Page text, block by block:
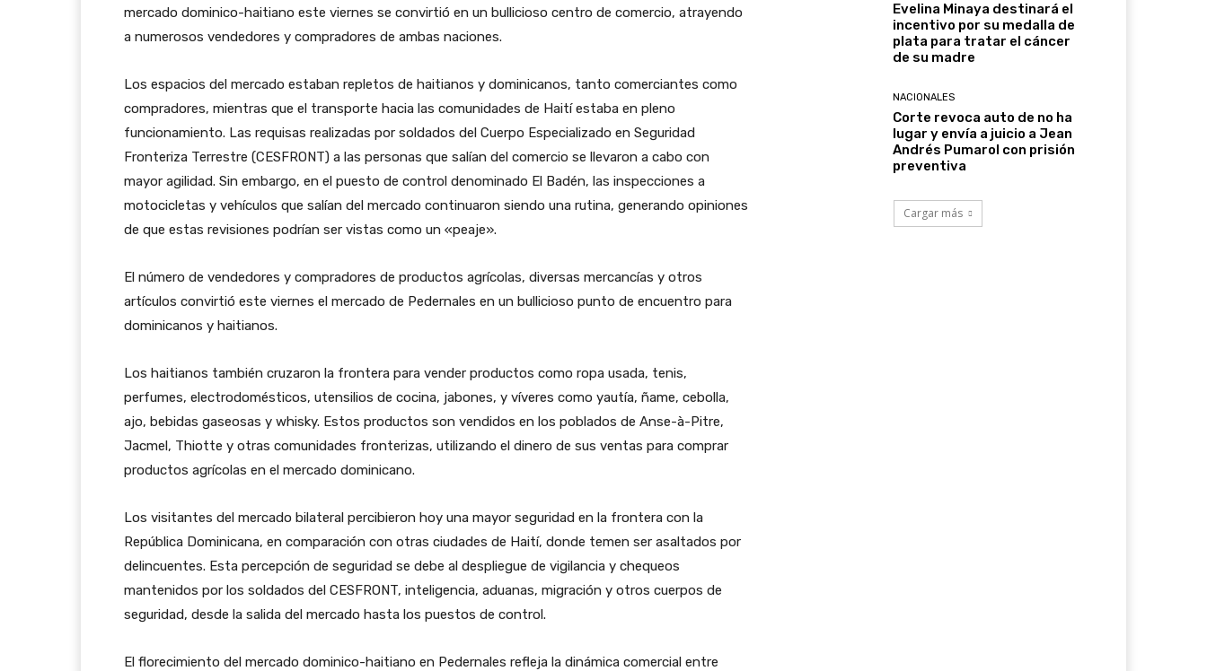
mercado dominico-haitiano este viernes se convirtió en un bullicioso centro de comercio, atrayendo
a numerosos vendedores y compradores de ambas naciones.
Los espacios del mercado estaban repletos de haitianos y dominicanos, tanto comerciantes como
compradores, mientras que el transporte hacia las comunidades de Haití estaba en pleno
funcionamiento. Las requisas realizadas por soldados del Cuerpo Especializado en Seguridad
Fronteriza Terrestre (CESFRONT) a las personas que salían del comercio se llevaron a cabo con
mayor agilidad. Sin embargo, en el puesto de control denominado El Badén, las inspecciones a
motocicletas y vehículos que salían del mercado continuaron siendo una rutina, generando opiniones
de que estas revisiones podrían ser vistas como un «peaje».
El número de vendedores y compradores de productos agrícolas, diversas mercancías y otros
artículos convirtió este viernes el mercado de Pedernales en un bullicioso punto de encuentro para
dominicanos y haitianos.
Los haitianos también cruzaron la frontera para vender productos como ropa usada, tenis,
perfumes, electrodomésticos, utensilios de cocina, jabones, y víveres como yautía, ñame, cebolla,
ajo, bebidas gaseosas y whisky. Estos productos son vendidos en los poblados de Anse-à-Pitre,
Jacmel, Thiotte y otras comunidades fronterizas, utilizando el dinero de sus ventas para comprar
productos agrícolas en el mercado dominicano.
Los visitantes del mercado bilateral percibieron hoy una mayor seguridad en la frontera con la
República Dominicana, en comparación con otras ciudades de Haití, donde temen ser asaltados por
delincuentes. Esta percepción de seguridad se debe al despliegue de vigilancia y chequeos
mantenidos por los soldados del CESFRONT, inteligencia, aduanas, migración y otros cuerpos de
seguridad, desde la salida del mercado hasta los puestos de control.
El florecimiento del mercado dominico-haitiano en Pedernales refleja la dinámica comercial entre
Evelina Minaya destinará el
incentivo por su medalla de
plata para tratar el cáncer
de su madre
NACIONALES
Corte revoca auto de no ha
lugar y envía a juicio a Jean
Andrés Pumarol con prisión
preventiva
Cargar más